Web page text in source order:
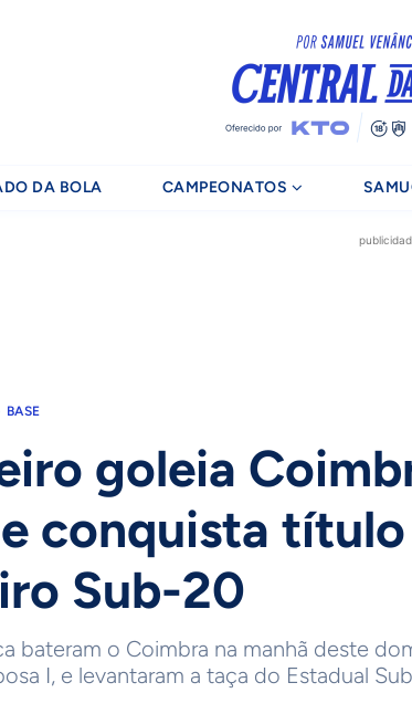
DA BOLA CAMPEONATOS
BASE
goleia
e conquista
Sub-20
bateram o Coimbra na manhã deste
I, e levantaram a taça do Estadual